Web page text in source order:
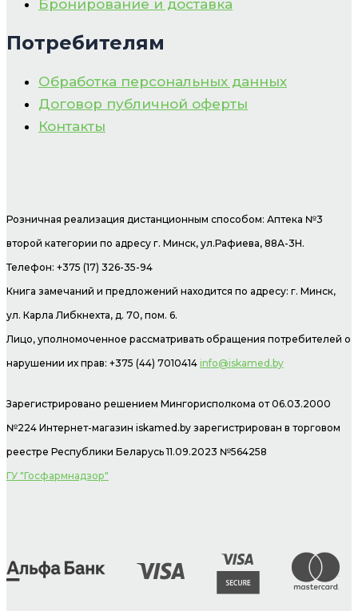
Бронирование и доставка
Потребителям
Обработка персональных данных
Договор публичной оферты
Контакты
Розничная реализация дистанционным способом: Аптека №3
второй категории по адресу г. Минск, ул.Рафиева, 88А-3Н.
Телефон: +375 (17) 326-35-94
Книга замечаний и предложений находится по адресу: г. Минск,
ул. Карла Либкнехта, д. 70, пом. 6.
Лицо, уполномоченное рассматривать обращения потребителей о
нарушении их прав: +375 (44) 7010414 info@iskamed.by
Зарегистрировано решением Мингорисполкома от 06.03.2000
№224 Интернет-магазин iskamed.by зарегистрирован в торговом
реестре Республики Беларусь 11.09.2023 №564258
ГУ "Госфармнадзор"